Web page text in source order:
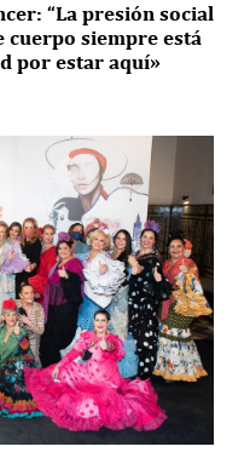
“La presión social
siempre está
por estar aquí»